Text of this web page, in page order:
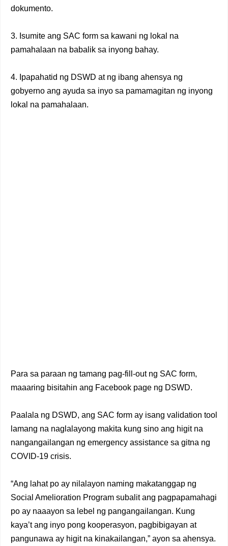
dokumento.
3. Isumite ang SAC form sa kawani ng lokal na
pamahalaan na babalik sa inyong bahay.
4. Ipapahatid ng DSWD at ng ibang ahensya ng
gobyerno ang ayuda sa inyo sa pamamagitan ng inyong
lokal na pamahalaan.
Para sa paraan ng tamang pag-fill-out ng SAC form,
maaaring bisitahin ang Facebook page ng DSWD.
Paalala ng DSWD, ang SAC form ay isang validation tool
lamang na naglalayong makita kung sino ang higit na
nangangailangan ng emergency assistance sa gitna ng
COVID-19 crisis.
“Ang lahat po ay nilalayon naming makatanggap ng
Social Amelioration Program subalit ang pagpapamahagi
po ay naaayon sa lebel ng pangangailangan. Kung
kaya’t ang inyo pong kooperasyon, pagbibigayan at
pangunawa ay higit na kinakailangan,” ayon sa ahensya.